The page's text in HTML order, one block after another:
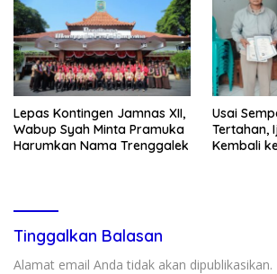
Lepas Kontingen Jamnas XII,
Wabup Syah Minta Pramuka
Harumkan Nama Trenggalek
Usai
Tertahan,
Kembali
Tinggalkan Balasan
Alamat email Anda tidak akan dipublikasikan.